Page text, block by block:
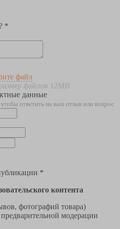
*
файл
файлов 12MB
данные
ответить на ваш отзыв или вопрос
*
контента
фотографий товара)
модерации